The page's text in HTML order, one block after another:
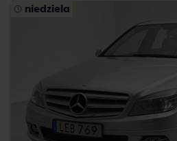
niedziela